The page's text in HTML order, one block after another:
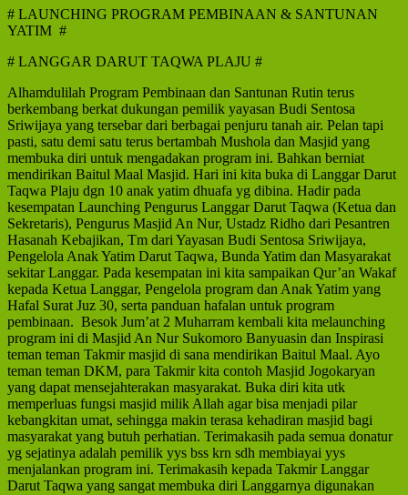
# LAUNCHING PROGRAM PEMBINAAN & SANTUNAN
YATIM #
# LANGGAR DARUT TAQWA PLAJU #
Alhamdulilah Program Pembinaan dan Santunan Rutin terus
berkembang berkat dukungan pemilik yayasan Budi Sentosa
Sriwijaya yang tersebar dari berbagai penjuru tanah air. Pelan tapi
pasti, satu demi satu terus bertambah Mushola dan Masjid yang
membuka diri untuk mengadakan program ini. Bahkan berniat
mendirikan Baitul Maal Masjid. Hari ini kita buka di Langgar Darut
Taqwa Plaju dgn 10 anak yatim dhuafa yg dibina. Hadir pada
kesempatan Launching Pengurus Langgar Darut Taqwa (Ketua dan
Sekretaris), Pengurus Masjid An Nur, Ustadz Ridho dari Pesantren
Hasanah Kebajikan, Tm dari Yayasan Budi Sentosa Sriwijaya,
Pengelola Anak Yatim Darut Taqwa, Bunda Yatim dan Masyarakat
sekitar Langgar. Pada kesempatan ini kita sampaikan Qur’an Wakaf
kepada Ketua Langgar, Pengelola program dan Anak Yatim yang
Hafal Surat Juz 30, serta panduan hafalan untuk program
pembinaan. Besok Jum’at 2 Muharram kembali kita melaunching
program ini di Masjid An Nur Sukomoro Banyuasin dan Inspirasi
teman teman Takmir masjid di sana mendirikan Baitul Maal. Ayo
teman teman DKM, para Takmir kita contoh Masjid Jogokaryan
yang dapat mensejahterakan masyarakat. Buka diri kita utk
memperluas fungsi masjid milik Allah agar bisa menjadi pilar
kebangkitan umat, sehingga makin terasa kehadiran masjid bagi
masyarakat yang butuh perhatian. Terimakasih pada semua donatur
yg sejatinya adalah pemilik yys bss krn sdh membiayai yys
menjalankan program ini. Terimakasih kepada Takmir Langgar
Darut Taqwa yang sangat membuka diri Langgarnya digunakan